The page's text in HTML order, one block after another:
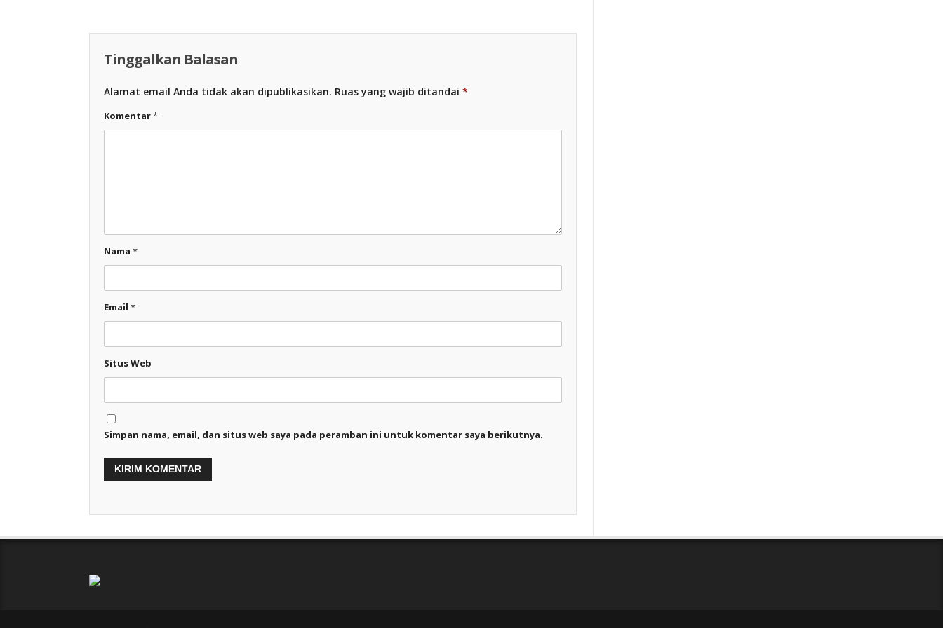
Tinggalkan Balasan
Alamat email Anda tidak akan dipublikasikan. Ruas yang wajib ditandai *
Komentar*
Nama *
Email *
Situs Web
Simpan nama, email, dan situs web saya pada peramban ini untuk komentar saya berikutnya.